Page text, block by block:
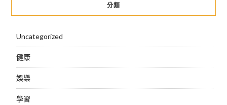
分類
Uncategorized
健康
娛樂
學習